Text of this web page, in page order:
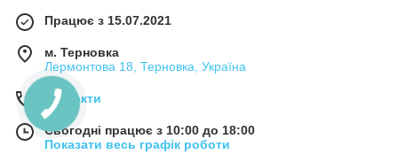
Працює з 15.07.2021
м. Терновка
Лермонтова 18, Терновка, Україна
Контакти
Сьогодні працює з 10:00 до 18:00
Показати весь графік роботи